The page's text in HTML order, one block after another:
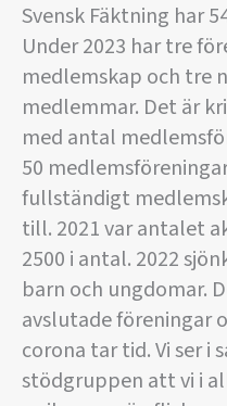
Svensk Fäktning har
Under 2023 har tre
medlemskap och tre
medlemmar. Det är
med antal
50
fullständigt
till. 2021 var antalet
2500 i antal. 2022
barn och ungdomar.
avslutade föreningar
corona tar tid. Vi ser i
stödgruppen att vi i